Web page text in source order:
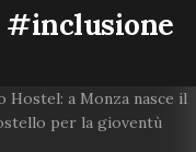
#inclusione